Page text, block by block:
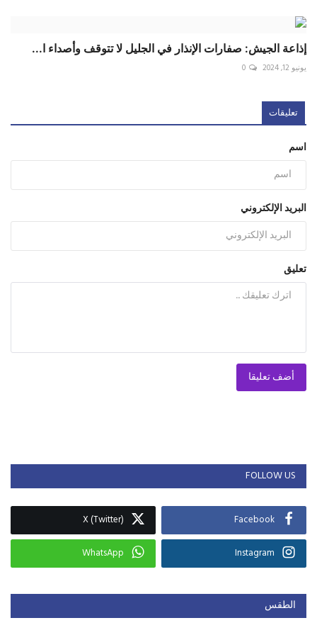
إذاعة الجيش: صفارات الإنذار في الجليل لا تتوقف وأصداء ا...
يونيو 12, 2024 0
تعليقات
اسم
البريد الإلكتروني
تعليق
أضف تعليقا
FOLLOW US
Facebook
X (Twitter)
Instagram
WhatsApp
الطقس